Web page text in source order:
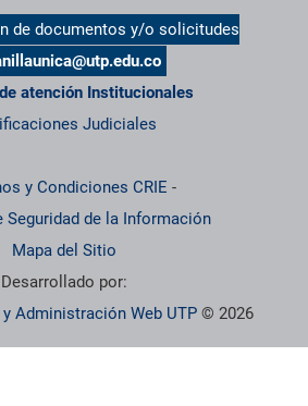
de documentos y/o solicitudes
atención Institucionales
Judiciales
y Condiciones CRIE -
Seguridad de la Información
Mapa del Sitio
Desarrollado por:
Administración Web UTP © 2026